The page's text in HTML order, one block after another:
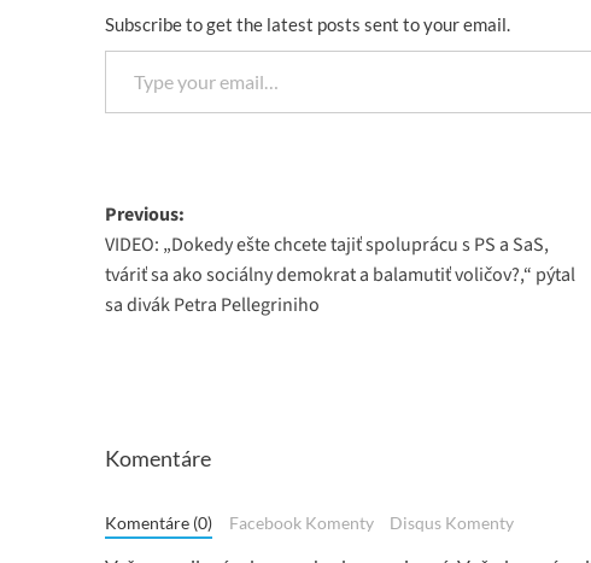
Subscribe to get the latest posts sent to your email.
Type your email…
Post
navigation
Previous:
VIDEO: „Dokedy ešte chcete tajiť spoluprácu s PS a SaS,
tváriť sa ako sociálny demokrat a balamutiť voličov?,“ pýtal
sa divák Petra Pellegriniho
Komentáre
Komentáre (0) Facebook Komenty Disqus Komenty